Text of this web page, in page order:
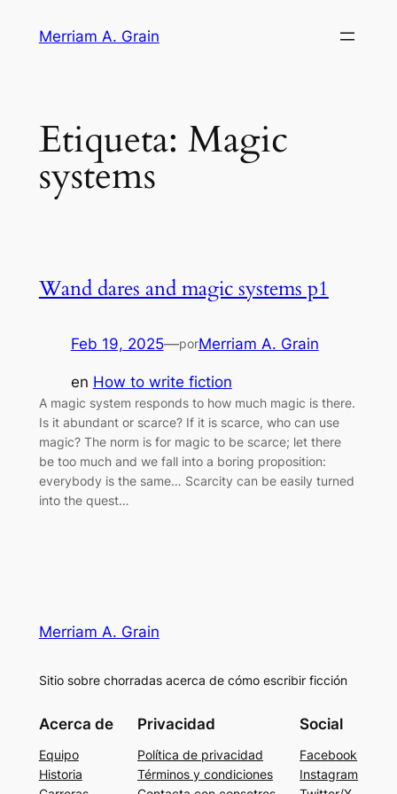
Merriam A. Grain
Etiqueta: Magic
systems
Wand dares and magic systems p1
Feb 19, 2025—porMerriam A. Grain
en How to write fiction
A magic system responds to how much magic is there.
Is it abundant or scarce? If it is scarce, who can use
magic? The norm is for magic to be scarce; let there
be too much and we fall into a boring proposition:
everybody is the same… Scarcity can be easily turned
into the quest…
Merriam A. Grain
Sitio sobre chorradas acerca de cómo escribir ficción
Acerca de
Equipo
Historia
Privacidad
Política de privacidad
Términos y condiciones
Social
Facebook
Instagram